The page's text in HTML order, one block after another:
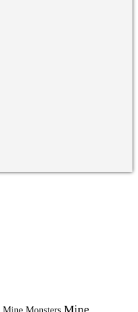
Mine Monsters Mine